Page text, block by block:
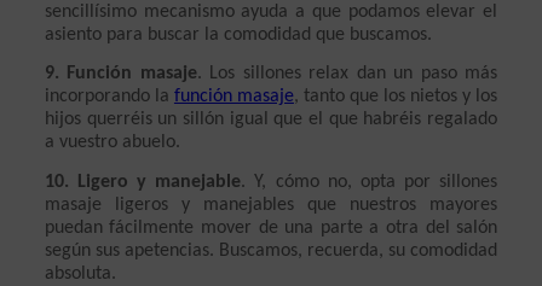
sencillísimo mecanismo ayuda a que podamos elevar el
asiento para buscar la comodidad que buscamos.
9. Función masaje. Los sillones relax dan un paso más
incorporando la función masaje, tanto que los nietos y los
hijos querréis un sillón igual que el que habréis regalado
a vuestro abuelo.
10. Ligero y manejable. Y, cómo no, opta por sillones
masaje ligeros y manejables que nuestros mayores
puedan fácilmente mover de una parte a otra del salón
según sus apetencias. Buscamos, recuerda, su comodidad
absoluta.